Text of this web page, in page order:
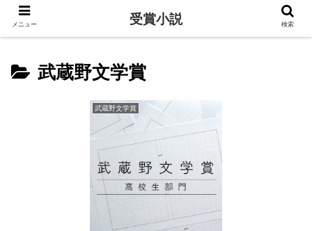
武蔵野文学賞
武蔵野文学賞
メニュー 受賞小説 検索